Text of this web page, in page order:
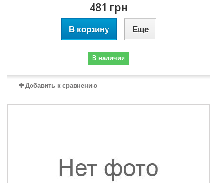
481 грн
В корзину Еще
В наличии
Добавить к сравнению